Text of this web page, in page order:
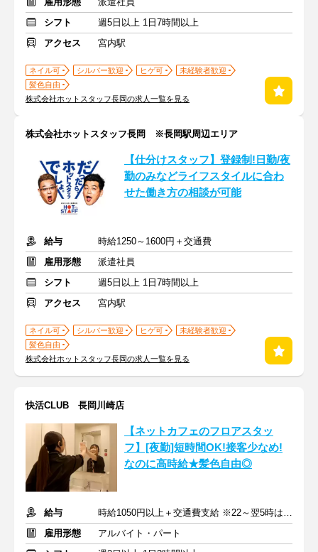
シフト
週5日以上 1日7時間以上
アクセス
宮内駅
ネイル可 シルバー歓迎 ヒゲ可
未経験者歓迎
髪色自由
株式会社ホットスタッフ長岡の求人一覧を見る
株式会社ホットスタッフ長岡 ※長岡駅周辺エリア
【仕分けスタッフ】登録制!日勤/夜
勤のみなどライフスタイルに合わ
せた働き方の相談が可能
給与
時給1250～1600円＋交通費
雇用形態
派遣社員
シフト
週5日以上 1日7時間以上
アクセス
宮内駅
ネイル可 シルバー歓迎 ヒゲ可
未経験者歓迎
髪色自由
株式会社ホットスタッフ長岡の求人一覧を見る
快活CLUB 長岡川崎店
【ネットカフェのフロアスタッ
フ】[夜勤]短時間OK!接客少なめ!
なのに高時給★髪色自由◎
給与
時給1050円以上＋交通費支給 ※22～翌5時は時給1313円
雇用形態
アルバイト・パート